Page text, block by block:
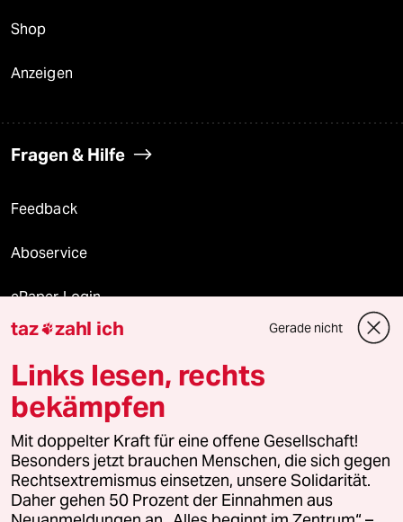
Shop
Anzeigen
Fragen & Hilfe
Feedback
Aboservice
ePaper Login
Downloads für Abonnierende
© 2026 taz Verlags und Vertriebs GmbH
Alle Rechte vorbehalten. Bei rechtlichen Fragen oder für Genehmigungen
wenden Sie sich bitte an lizenzen@taz.de
Feedback Redaktionsstatut Kommune-Richtlinien
taz zahl ich Gerade nicht
Links lesen, rechts
bekämpfen
Mit doppelter Kraft für eine offene Gesellschaft!
Besonders jetzt brauchen Menschen, die sich gegen
Rechtsextremismus einsetzen, unsere Solidarität.
Daher gehen 50 Prozent der Einnahmen aus